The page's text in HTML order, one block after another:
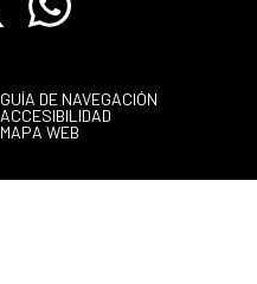
GUÍA DE NAVEGACIÓN
ACCESIBILIDAD
MAPA WEB